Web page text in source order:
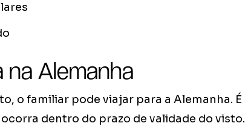
na Alemanha
o familiar pode viajar para a Alemanha. É
dentro do prazo de validade do visto.